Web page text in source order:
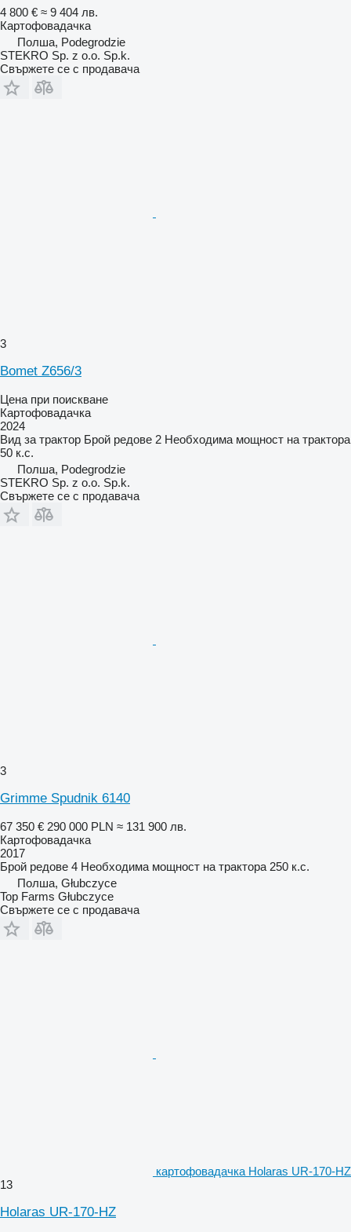
4 800 € ≈ 9 404 лв.
Картофовадачка
Полша, Podegrodzie
STEKRO Sp. z o.o. Sp.k.
Свържете се с продавача
3
Bomet Z656/3
Цена при поискване
Картофовадачка
2024
Вид за трактор Брой редове 2 Необходима мощност на трактора
50 к.с.
Полша, Podegrodzie
STEKRO Sp. z o.o. Sp.k.
Свържете се с продавача
3
Grimme Spudnik 6140
67 350 € 290 000 PLN ≈ 131 900 лв.
Картофовадачка
2017
Брой редове 4 Необходима мощност на трактора 250 к.с.
Полша, Głubczyce
Top Farms Głubczyce
Свържете се с продавача
картофовадачка Holaras UR-170-HZ
13
Holaras UR-170-HZ